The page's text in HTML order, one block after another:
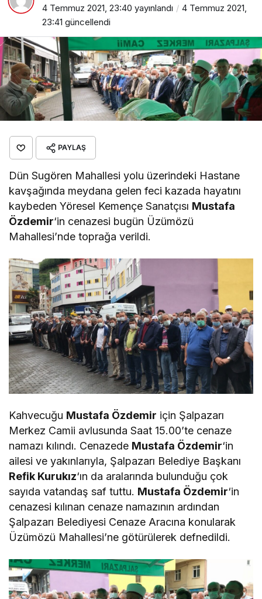
4 Temmuz 2021, 23:40 yayınlandı
4 Temmuz 2021,
23:41 güncellendi
PAYLAŞ
Dün Sugören Mahallesi yolu üzerindeki Hastane
kavşağında meydana gelen feci kazada hayatını
kaybeden Yöresel Kemençe Sanatçısı Mustafa
Özdemir‘in cenazesi bugün Üzümözü
Mahallesi’nde toprağa verildi.
Kahvecuğu Mustafa Özdemir için Şalpazarı
Merkez Camii avlusunda Saat 15.00’te cenaze
namazı kılındı. Cenazede Mustafa Özdemir‘in
ailesi ve yakınlarıyla, Şalpazarı Belediye Başkanı
Refik Kurukız‘ın da aralarında bulunduğu çok
sayıda vatandaş saf tuttu. Mustafa Özdemir‘in
cenazesi kılınan cenaze namazının ardından
Şalpazarı Belediyesi Cenaze Aracına konularak
Üzümözü Mahallesi’ne götürülerek defnedildi.